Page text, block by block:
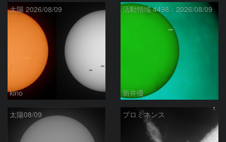
太陽 2026/08/09
kino
活動領域 4498：2026/08/09
新井優
太陽08/09 プロミネンス